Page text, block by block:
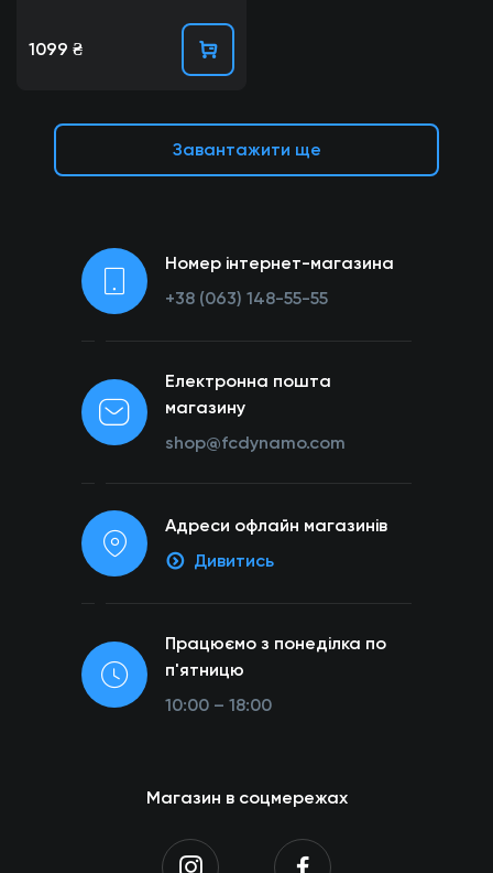
1099 ₴
Завантажити ще
Номер інтернет-магазина
+38 (063) 148-55-55
Електронна пошта
магазину
shop@fcdynamo.com
Адреси офлайн магазинів
Дивитись
Працюємо з понеділка по
п'ятницю
10:00 – 18:00
Магазин в соцмережах